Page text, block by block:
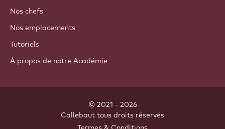
Nos chefs
Nos emplacements
Tutoriels
À propos de notre Académie
© 2021 - 2026
Callebaut tous droits réservés